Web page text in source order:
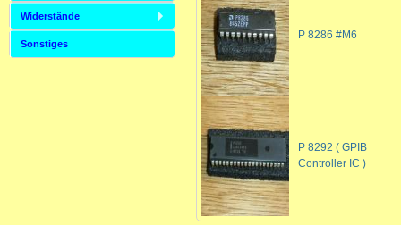
P 8286 #M6
P 8292 ( GPIB
Controller IC )
Widerstände
Sonstiges